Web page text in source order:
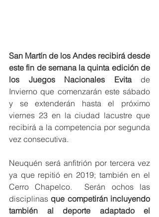
San Martín de los Andes recibirá desde
este fin de semana la quinta edición de
los Juegos Nacionales Evita de
Invierno que comenzarán este sábado
y se extenderán hasta el próximo
viernes 23 en la ciudad lacustre que
recibirá a la competencia por segunda
vez consecutiva.
Neuquén será anfitrión por tercera vez
ya que repitió en 2019; también en el
Cerro Chapelco.  Serán ochos las
disciplinas que competirán incluyendo
también al deporte adaptado el